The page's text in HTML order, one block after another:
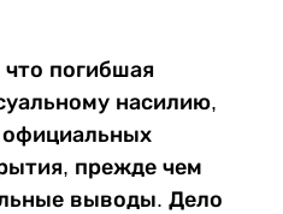
что погибшая
насилию,
прежде чем
выводы. Дело